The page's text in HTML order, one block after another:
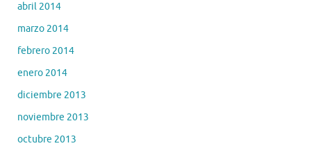
abril 2014
marzo 2014
febrero 2014
enero 2014
diciembre 2013
noviembre 2013
octubre 2013